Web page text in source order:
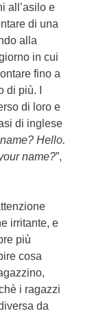
all’asilo e
di una
alla
in cui
fino a
più. I
di loro e
di inglese
Hello.
name?”,
irritante, e
più
cosa
i ragazzi
da